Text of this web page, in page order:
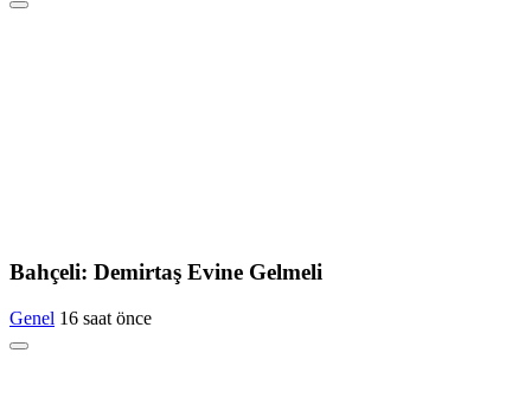
Bahçeli: Demirtaş Evine Gelmeli
Genel 16 saat önce